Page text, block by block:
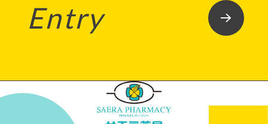
Entry